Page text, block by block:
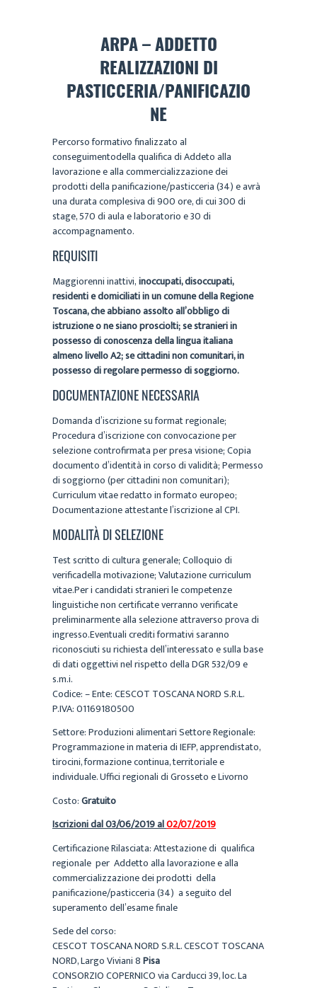
ARPA – ADDETTO
REALIZZAZIONI DI
PASTICCERIA/PANIFICAZIO
NE
Percorso formativo finalizzato al
conseguimentodella qualifica di Addeto alla
lavorazione e alla commercializzazione dei
prodotti della panificazione/pasticceria (34) e avrà
una durata complesiva di 900 ore, di cui 300 di
stage, 570 di aula e laboratorio e 30 di
accompagnamento.
REQUISITI
Maggiorenni inattivi,inoccupati, disoccupati,
residenti e domiciliati in un comune della Regione
Toscana, che abbiano assolto all’obbligo di
istruzione o ne siano prosciolti; se stranieri in
possesso di conoscenza della lingua italiana
almeno livello A2; se cittadini non comunitari, in
possesso di regolare permesso di soggiorno.
DOCUMENTAZIONE NECESSARIA
Domanda d’iscrizione su format regionale;
Procedura d’iscrizione con convocazione per
selezione controfirmata per presa visione; Copia
documento d’identità in corso di validità; Permesso
di soggiorno (per cittadini non comunitari);
Curriculum vitae redatto in formato europeo;
Documentazione attestante l’iscrizione al CPI.
MODALITÀ DI SELEZIONE
Test scritto di cultura generale; Colloquio di
verificadella motivazione; Valutazione curriculum
vitae.Per i candidati stranieri le competenze
linguistiche non certificate verranno verificate
preliminarmente alla selezione attraverso prova di
ingresso.Eventuali crediti formativi saranno
riconosciuti su richiesta dell’interessato e sulla base
di dati oggettivi nel rispetto della DGR 532/09 e
s.m.i.
Codice: – Ente: CESCOT TOSCANA NORD S.R.L.
P.IVA: 01169180500
Settore: Produzioni alimentari Settore Regionale:
Programmazione in materia di IEFP, apprendistato,
tirocini, formazione continua, territoriale e
individuale. Uffici regionali di Grosseto e Livorno
Costo:Gratuito
Iscrizioni dal 03/06/2019 al02/07/2019
Certificazione Rilasciata: Attestazione di qualifica
regionale per Addetto alla lavorazione e alla
commercializzazione dei prodotti della
panificazione/pasticceria (34) a seguito del
superamento dell’esame finale
Sede del corso:
CESCOT TOSCANA NORD S.R.L. CESCOT TOSCANA
NORD, Largo Viviani 8Pisa
CONSORZIO COPERNICO via Carducci 39, loc. La